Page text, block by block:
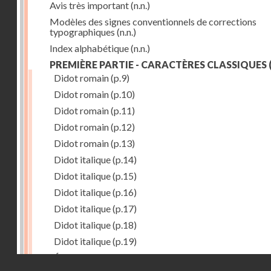
Avis très important(n.n.)
Modèles des signes conventionnels de corrections
typographiques (n.n.)
Index alphabétique(n.n.)
PREMIÈRE PARTIE - CARACTÈRES CLASSIQUES
Didot romain(p.9)
Didot romain(p.10)
Didot romain(p.11)
Didot romain(p.12)
Didot romain(p.13)
Didot italique(p.14)
Didot italique(p.15)
Didot italique(p.16)
Didot italique(p.17)
Didot italique(p.18)
Didot italique(p.19)
Égyptienne(p.20)